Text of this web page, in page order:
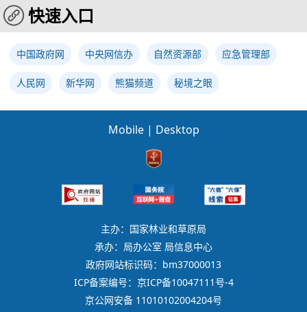
快速入口
中国政府网 中央网信办 自然资源部 应急管理部
人民网 新华网 熊猫频道 秘境之眼
Mobile | Desktop
主办：国家林业和草原局
承办：局办公室 局信息中心
政府网站标识码：bm37000013
ICP备案编号：京ICP备10047111号-4
京公网安备 11010102004204号